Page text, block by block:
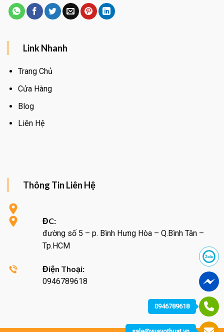
Link Nhanh
Trang Chủ
Cửa Hàng
Blog
Liên Hệ
Thông Tin Liên Hệ
ĐC:
đường số 5 – p. Bình Hưng Hòa – Q.Bình Tân –
Tp.HCM
Điện Thoại:
0946789618
0946789618